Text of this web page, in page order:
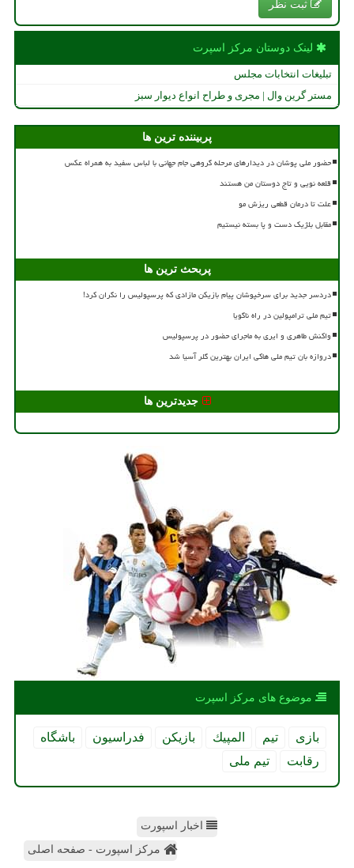
ثبت نظر
لینک دوستان مركز اسپرت
تبلیغات انتخابات مجلس
مستر گرین وال | مجری و طراح انواع دیوار سبز
پربیننده ترین ها
حضور ملی پوشان در دیدارهای مرحله گروهی جام جهانی با لباس سفید به همراه عکس
قلعه نویی و تاج دوستان من هستند
علت تا درمان قطعی ریزش مو
مقابل بلژیک دست و پا بسته نیستیم
پربحث ترین ها
دردسر جدید برای سرخپوشان پیام بازیکن مازادی که پرسپولیس را نگران کرد!
تیم ملی ترامپولین در راه ناگویا
واکنش طاهری و ایری به ماجرای حضور در پرسپولیس
دروازه بان تیم ملی هاکی ایران بهترین گلر آسیا شد
جدیدترین ها
موضوع های مركز اسپرت
بازی تیم المپیك بازیكن فدراسیون
باشگاه
رقابت
تیم ملی
اخبار اسپورت
مرکز اسپورت - صفحه اصلی